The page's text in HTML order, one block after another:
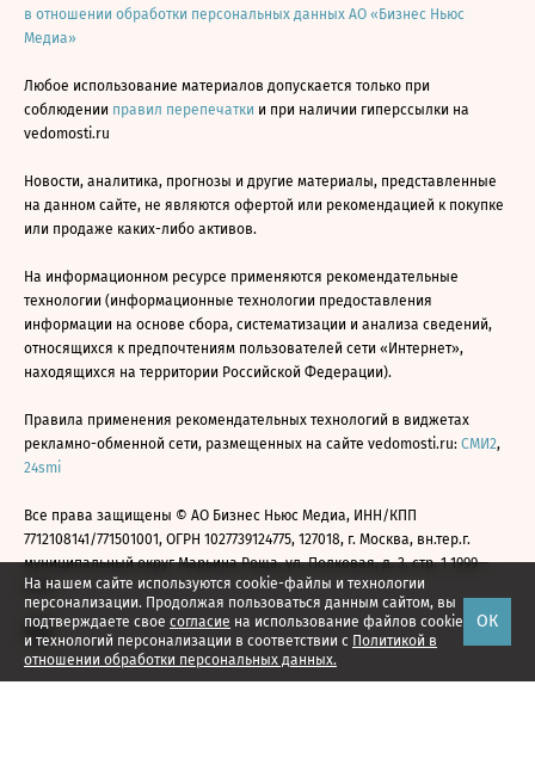
На нашем сайте используются cookie-файлы и технологии
персонализации. Продолжая пользоваться данным сайтом, вы
подтверждаете свое согласие на использование файлов cookie
и технологий персонализации в соответствии с Политикой в
отношении обработки персональных данных.
ОК
в отношении обработки персональных данных АО «Бизнес Ньюс
Медиа»
Любое использование материалов допускается только при
соблюдении правил перепечатки и при наличии гиперссылки на
vedomosti.ru
Новости, аналитика, прогнозы и другие материалы, представленные
на данном сайте, не являются офертой или рекомендацией к покупке
или продаже каких-либо активов.
На информационном ресурсе применяются рекомендательные
технологии (информационные технологии предоставления
информации на основе сбора, систематизации и анализа сведений,
относящихся к предпочтениям пользователей сети «Интернет»,
находящихся на территории Российской Федерации).
Правила применения рекомендательных технологий в виджетах
рекламно-обменной сети, размещенных на сайте vedomosti.ru: СМИ2,
24smi
Все права защищены © АО Бизнес Ньюс Медиа, ИНН/КПП
7712108141/771501001, ОГРН 1027739124775, 127018, г. Москва, вн.тер.г.
муниципальный округ Марьина Роща, ул. Полковая, д. 3, стр. 1 1999—
2026